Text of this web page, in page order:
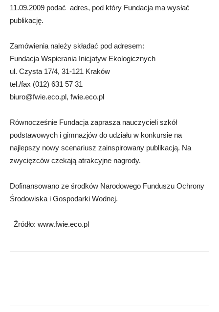
11.09.2009 podać adres, pod który Fundacja ma wysłać
publikację.
Zamówienia należy składać pod adresem:
Fundacja Wspierania Inicjatyw Ekologicznych
ul. Czysta 17/4, 31-121 Kraków
tel./fax (012) 631 57 31
biuro@fwie.eco.pl, fwie.eco.pl
Równocześnie Fundacja zaprasza nauczycieli szkół
podstawowych i gimnazjów do udziału w konkursie na
najlepszy nowy scenariusz zainspirowany publikacją. Na
zwycięzców czekają atrakcyjne nagrody.
Dofinansowano ze środków Narodowego Funduszu Ochrony
Środowiska i Gospodarki Wodnej.
Źródło: www.fwie.eco.pl